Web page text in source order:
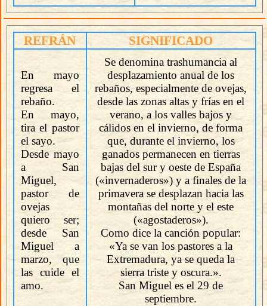
REFRÁN SIGNIFICADO
En mayo
regresa el
rebaño.
En mayo,
tira el pastor
el sayo.
Desde mayo
a San
Miguel,
pastor de
ovejas
quiero ser;
desde San
Miguel a
marzo, que
las cuide el
amo.
Se denomina trashumancia al
desplazamiento anual de los
rebaños, especialmente de ovejas,
desde las zonas altas y frías en el
verano, a los valles bajos y
cálidos en el invierno, de forma
que, durante el invierno, los
ganados permanecen en tierras
bajas del sur y oeste de España
(«invernaderos») y a finales de la
primavera se desplazan hacia las
montañas del norte y el este
(«agostaderos»).
Como dice la canción popular:
«Ya se van los pastores a la
Extremadura, ya se queda la
sierra triste y oscura.».
San Miguel es el 29 de
septiembre.